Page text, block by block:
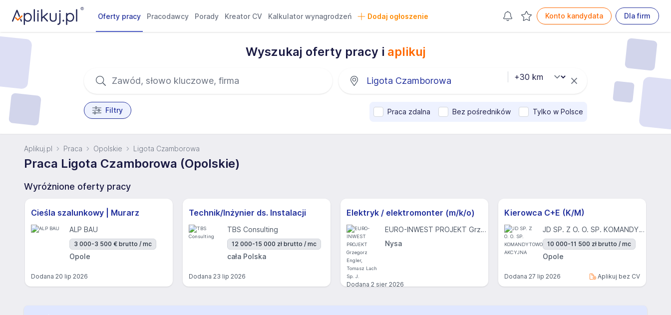
Oferty pracy Pracodawcy Porady Kreator CV Kalkulator wynagrodzeń Dodaj ogłoszenie Konto kandydata Dla firm
Wyszukaj oferty pracy i aplikuj
Filtry Praca zdalna Bez pośredników Tylko w Polsce
Aplikuj.pl Praca Opolskie Ligota Czamborowa
Praca Ligota Czamborowa (Opolskie)
Wyróżnione oferty pracy
Cieśla szalunkowy | Murarz
ALP BAU
3 000-3 500 € brutto / mc
Opole
Dodana 20 lip 2026
Technik/Inżynier ds. Instalacji
TBS Consulting
12 000-15 000 zł brutto / mc
cała Polska
Dodana 23 lip 2026
Elektryk / elektromonter (m/k/o)
EURO-INWEST PROJEKT Grzegorz Engler, Tomasz Lach Sp. J.
Nysa
Dodana 2 sier 2026
Kierowca C+E (K/M)
JD SP. Z O. O. SP. KOMANDYTOWO-AKCYJNA
10 000-11 500 zł brutto / mc
Opole
Dodana 27 lip 2026 Aplikuj bez CV